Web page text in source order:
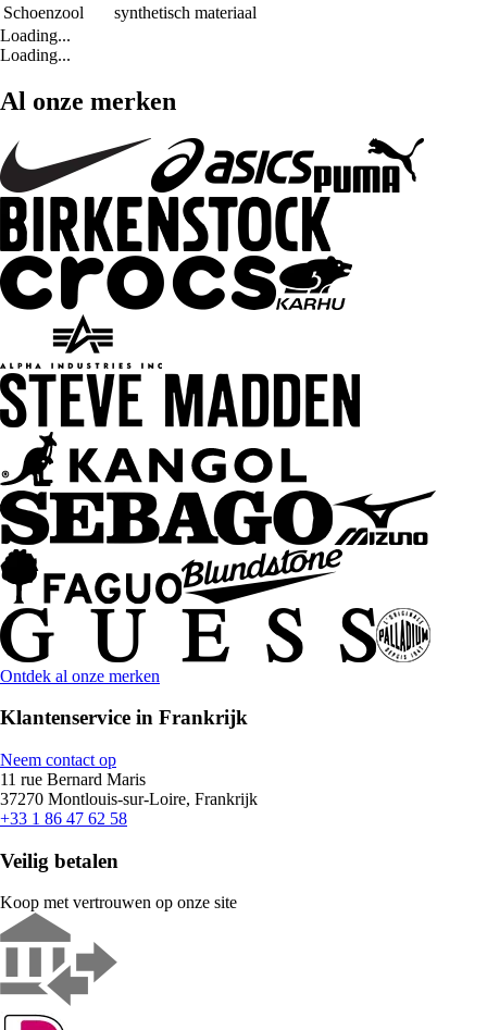
Schoenzool
synthetisch materiaal
Loading...
Loading...
Al onze merken
Ontdek al onze merken
Klantenservice in Frankrijk
Neem contact op
11 rue Bernard Maris
37270 Montlouis-sur-Loire, Frankrijk
+33 1 86 47 62 58
Veilig betalen
Koop met vertrouwen op onze site